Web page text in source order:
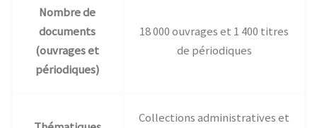
Nombre de
documents
(ouvrages et
périodiques)
18 000 ouvrages et 1 400 titres
de périodiques
Collections administratives et